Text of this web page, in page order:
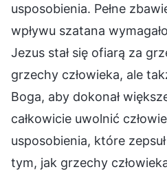
usposobienia. Pełne
wpływu szatana
Jezus stał się ofiarą za
grzechy człowieka, ale
Boga, aby dokonał
całkowicie uwolnić
usposobienia, które
tym, jak grzechy